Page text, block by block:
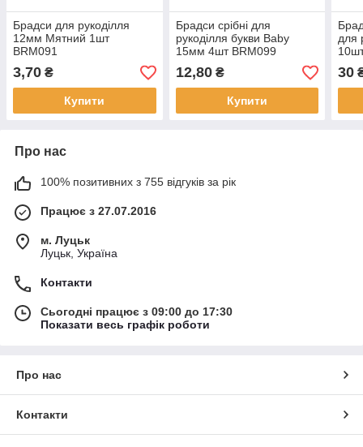
Брадси для рукоділля
12мм Мятний 1шт
BRM091
3,70 ₴
Купити
Брадси срібні для
рукоділля букви Baby
15мм 4шт BRM099
12,80₴
Купити
для
30
Про нас
100% позитивних з 755 відгуків за рік
Працює з 27.07.2016
м. Луцьк
Луцьк, Україна
Контакти
Сьогодні працює з 09:00 до 17:30
Показати весь графік роботи
Про нас
Контакти